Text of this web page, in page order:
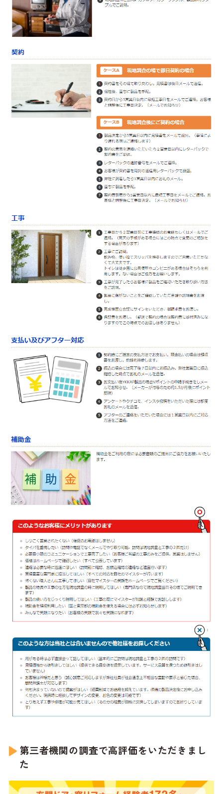
第三者機関の調査で高評価をいただきまし
た